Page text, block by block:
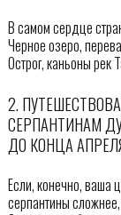
В самом сердце
Черное озеро,
Острог, каньоны рек
2.
СЕРПАНТИНАМ
ДО КОНЦА
Если, конечно, ваша
серпантины